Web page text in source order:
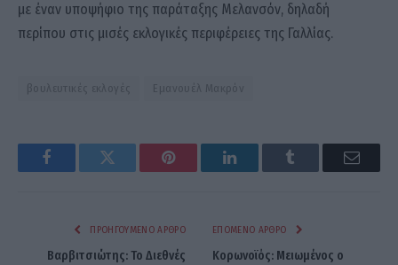
με έναν υποψήφιο της παράταξης Μελανσόν, δηλαδή
περίπου στις μισές εκλογικές περιφέρειες της Γαλλίας.
βουλευτικές εκλογές Εμανουέλ Μακρόν
FacebookTwitter Pinterest LinkedInTumblr Email
ΠΡΟΗΓΟΎΜΕΝΟ ΆΡΘΡΟ
Βαρβιτσιώτης: Το Διεθνές
ΕΠΌΜΕΝΟ ΆΡΘΡΟ
Κορωνοϊός: Μειωμένος ο